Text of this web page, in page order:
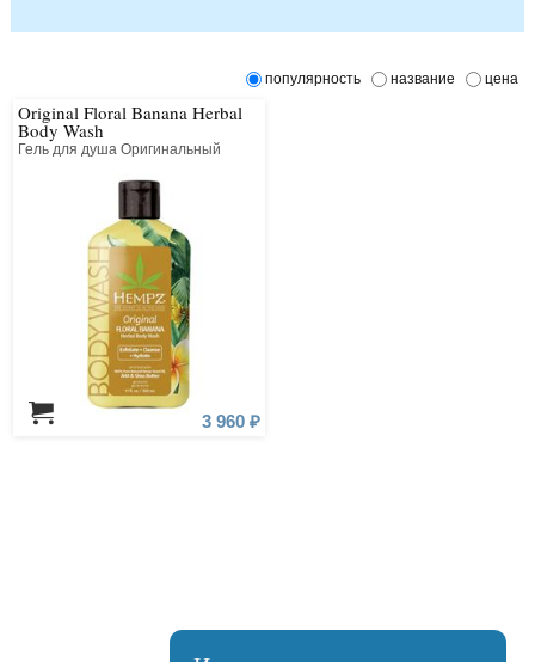
популярность название цена
Original Floral Banana Herbal
Body Wash
Гель для душа Оригинальный
3 960 ₽